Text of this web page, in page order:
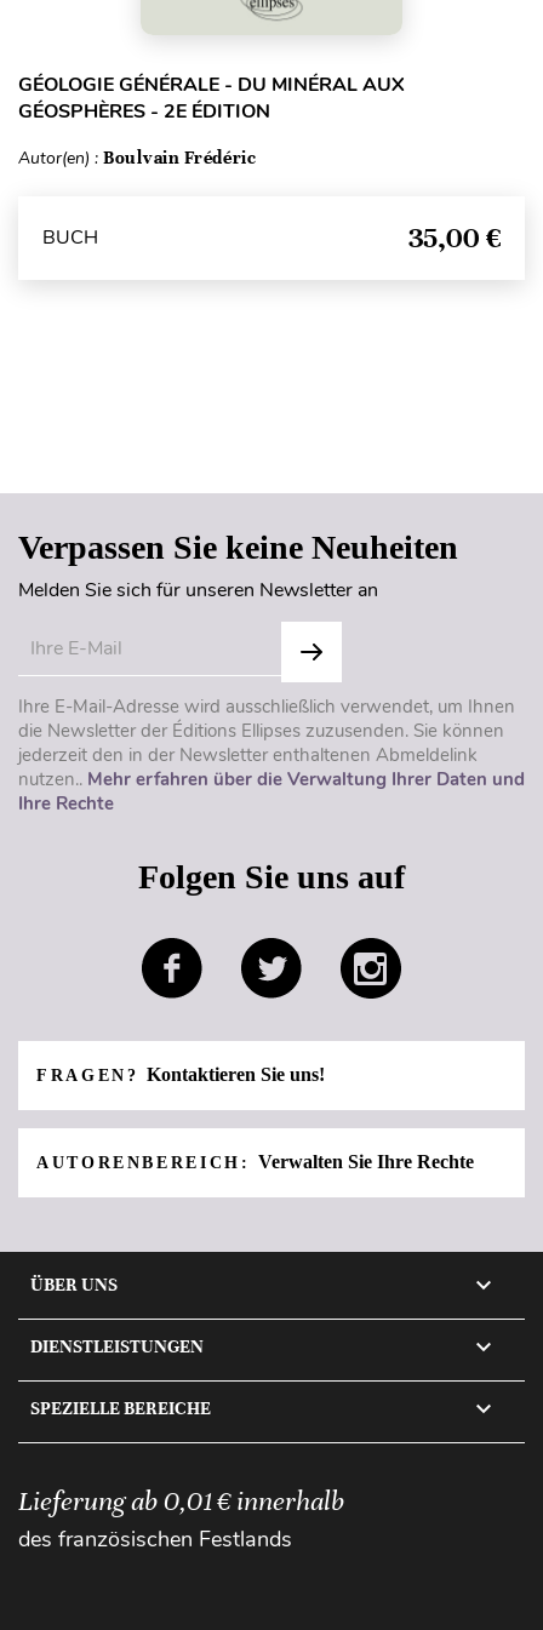
GÉOLOGIE GÉNÉRALE - DU MINÉRAL AUX
GÉOSPHÈRES - 2E ÉDITION
Autor(en) : Boulvain Frédéric
BUCH 35,00 €
Verpassen Sie keine Neuheiten
Melden Sie sich für unseren Newsletter an
Ihre E-Mail-Adresse wird ausschließlich verwendet, um Ihnen
die Newsletter der Éditions Ellipses zuzusenden. Sie können
jederzeit den in der Newsletter enthaltenen Abmeldelink
nutzen.. Mehr erfahren über die Verwaltung Ihrer Daten und
Ihre Rechte
Folgen Sie uns auf
FRAGEN? Kontaktieren Sie uns!
AUTORENBEREICH: Verwalten Sie Ihre Rechte
ÜBER UNS 
DIENSTLEISTUNGEN 
SPEZIELLE BEREICHE 
Lieferung ab 0,01 € innerhalb
des französischen Festlands